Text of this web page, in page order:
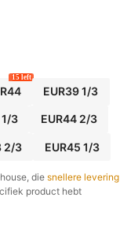
15 left
EUR39 1/3
1/3 EUR44 2/3
2/3 EUR45 1/3
diesnellere levering
product hebt